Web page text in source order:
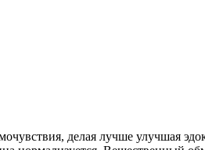
делая лучше улучшая